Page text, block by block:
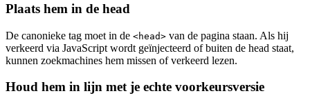
Plaats hem in de head
De canonieke tag moet in de <head> van de pagina staan. Als hij
verkeerd via JavaScript wordt geïnjecteerd of buiten de head staat,
kunnen zoekmachines hem missen of verkeerd lezen.
Houd hem in lijn met je echte voorkeursversie